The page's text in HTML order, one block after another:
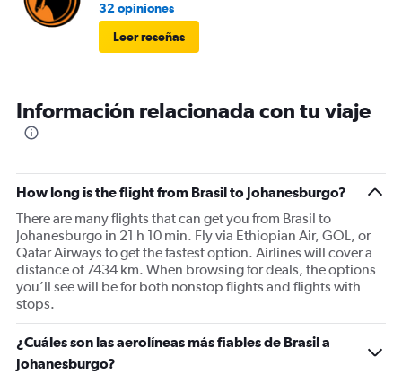
32 opiniones
Leer reseñas
Información relacionada con tu viaje
How long is the flight from Brasil to Johanesburgo?
There are many flights that can get you from Brasil to
Johanesburgo in 21 h 10 min. Fly via Ethiopian Air, GOL, or
Qatar Airways to get the fastest option. Airlines will cover a
distance of 7434 km. When browsing for deals, the options
you’ll see will be for both nonstop flights and flights with
stops.
¿Cuáles son las aerolíneas más fiables de Brasil a
Johanesburgo?